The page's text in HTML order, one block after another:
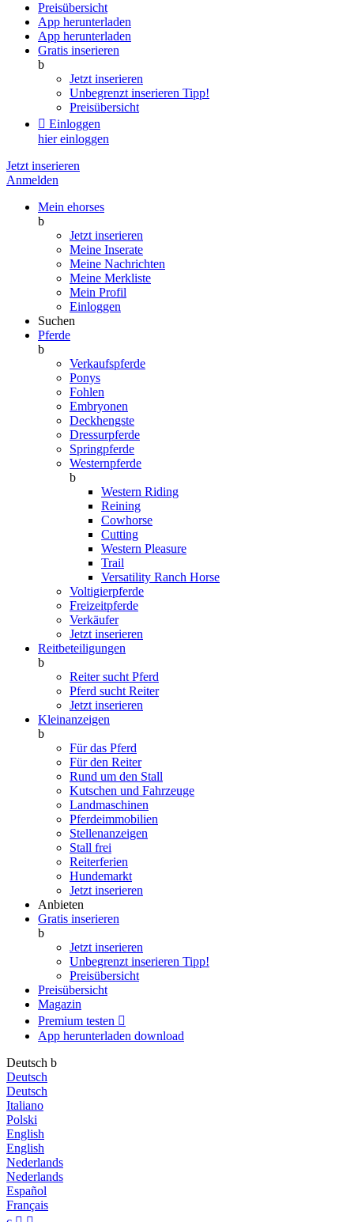
Preisübersicht
App herunterladen
App herunterladen
Gratis inserieren
b
Jetzt inserieren
Unbegrenzt inserieren Tipp!
Preisübersicht
 Einloggen
hier einloggen
Jetzt inserieren
Anmelden
Mein ehorses
b
Jetzt inserieren
Meine Inserate
Meine Nachrichten
Meine Merkliste
Mein Profil
Einloggen
Suchen
Pferde
b
Verkaufspferde
Ponys
Fohlen
Embryonen
Deckhengste
Dressurpferde
Springpferde
Westernpferde
b
Western Riding
Reining
Cowhorse
Cutting
Western Pleasure
Trail
Versatility Ranch Horse
Voltigierpferde
Freizeitpferde
Verkäufer
Jetzt inserieren
Reitbeteiligungen
b
Reiter sucht Pferd
Pferd sucht Reiter
Jetzt inserieren
Kleinanzeigen
b
Für das Pferd
Für den Reiter
Rund um den Stall
Kutschen und Fahrzeuge
Landmaschinen
Pferdeimmobilien
Stellenanzeigen
Stall frei
Reiterferien
Hundemarkt
Jetzt inserieren
Anbieten
Gratis inserieren
b
Jetzt inserieren
Unbegrenzt inserieren Tipp!
Preisübersicht
Preisübersicht
Magazin
Premium testen 
App herunterladen download
Deutsch b
Deutsch
Deutsch
Italiano
Polski
English
English
Nederlands
Nederlands
Español
Français